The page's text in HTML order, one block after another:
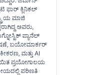
ಫಾರ್ ಕ್ಲಿನಿಕಲ್
ಮಾಜಿ
ಅವರು,
ಪ್ಯಾನೆಲ್
ಬಯೋಮಾರ್ಕರ್
ಮತ್ತು AI
ಪ್ರಯೋಗಾಲಯ
ಪರಿಣತಿ